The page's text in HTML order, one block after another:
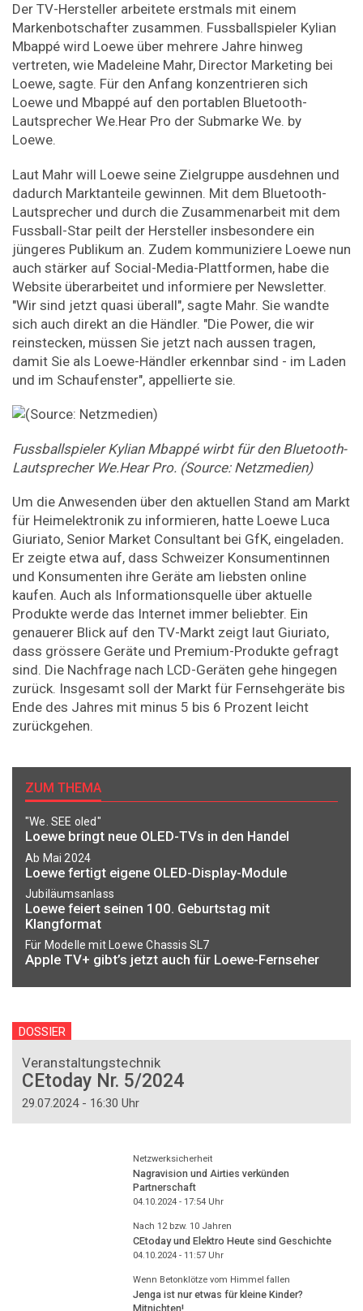
Der TV-Hersteller arbeitete erstmals mit einem
Markenbotschafter zusammen. Fussballspieler Kylian
Mbappé wird Loewe über mehrere Jahre hinweg
vertreten, wie Madeleine Mahr, Director Marketing bei
Loewe, sagte. Für den Anfang konzentrieren sich
Loewe und Mbappé auf den portablen Bluetooth-
Lautsprecher We.Hear Pro der Submarke We. by
Loewe.
Laut Mahr will Loewe seine Zielgruppe ausdehnen und
dadurch Marktanteile gewinnen. Mit dem Bluetooth-
Lautsprecher und durch die Zusammenarbeit mit dem
Fussball-Star peilt der Hersteller insbesondere ein
jüngeres Publikum an. Zudem kommuniziere Loewe nun
auch stärker auf Social-Media-Plattformen, habe die
Website überarbeitet und informiere per Newsletter.
"Wir sind jetzt quasi überall", sagte Mahr. Sie wandte
sich auch direkt an die Händler. "Die Power, die wir
reinstecken, müssen Sie jetzt nach aussen tragen,
damit Sie als Loewe-Händler erkennbar sind - im Laden
und im Schaufenster", appellierte sie.
Fussballspieler Kylian Mbappé wirbt für den Bluetooth-
Lautsprecher We.Hear Pro. (Source: Netzmedien)
Um die Anwesenden über den aktuellen Stand am Markt
für Heimelektronik zu informieren, hatte Loewe Luca
Giuriato, Senior Market Consultant bei GfK, eingeladen.
Er zeigte etwa auf, dass Schweizer Konsumentinnen
und Konsumenten ihre Geräte am liebsten online
kaufen. Auch als Informationsquelle über aktuelle
Produkte werde das Internet immer beliebter. Ein
genauerer Blick auf den TV-Markt zeigt laut Giuriato,
dass grössere Geräte und Premium-Produkte gefragt
sind. Die Nachfrage nach LCD-Geräten gehe hingegen
zurück. Insgesamt soll der Markt für Fernsehgeräte bis
Ende des Jahres mit minus 5 bis 6 Prozent leicht
zurückgehen.
ZUM THEMA
"We. SEE oled"
Loewe bringt neue OLED-TVs in den Handel
Ab Mai 2024
Loewe fertigt eigene OLED-Display-Module
Jubiläumsanlass
Loewe feiert seinen 100. Geburtstag mit
Klangformat
Für Modelle mit Loewe Chassis SL7
Apple TV+ gibt’s jetzt auch für Loewe-Fernseher
DOSSIER
Veranstaltungstechnik
CEtoday Nr. 5/2024
29.07.2024 - 16:30 Uhr
Netzwerksicherheit
Nagravision und Airties verkünden
Partnerschaft
04.10.2024 - 17:54Uhr
Nach 12 bzw. 10 Jahren
CEtoday und Elektro Heute sind Geschichte
04.10.2024 - 11:57Uhr
Wenn Betonklötze vom Himmel fallen
Jenga ist nur etwas für kleine Kinder?
Mitnichten!